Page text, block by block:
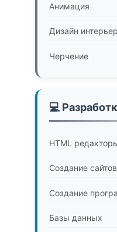
Анимация
Дизайн
Черчение
💻
HTML
Создание сайтов
Создание
Базы данных